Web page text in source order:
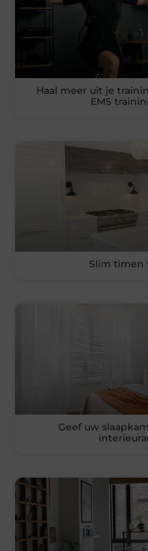
Haal meer uit je
EMS
Slim timen
Geef uw